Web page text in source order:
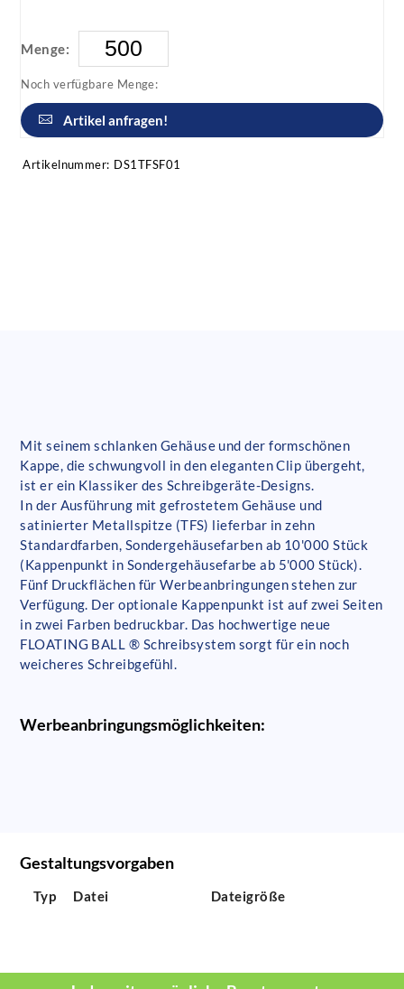
Menge:
Noch verfügbare Menge:
Artikel anfragen!
Artikelnummer: DS1TFSF01
Mit seinem schlanken Gehäuse und der formschönen
Kappe, die schwungvoll in den eleganten Clip übergeht,
ist er ein Klassiker des Schreibgeräte-Designs.
In der Ausführung mit gefrostetem Gehäuse und
satinierter Metallspitze (TFS) lieferbar in zehn
Standardfarben, Sondergehäusefarben ab 10'000 Stück
(Kappenpunkt in Sondergehäusefarbe ab 5'000 Stück).
Fünf Druckflächen für Werbeanbringungen stehen zur
Verfügung. Der optionale Kappenpunkt ist auf zwei Seiten
in zwei Farben bedruckbar. Das hochwertige neue
FLOATING BALL ® Schreibsystem sorgt für ein noch
weicheres Schreibgefühl.
Werbeanbringungsmöglichkeiten:
Gestaltungsvorgaben
Typ Datei Dateigröße